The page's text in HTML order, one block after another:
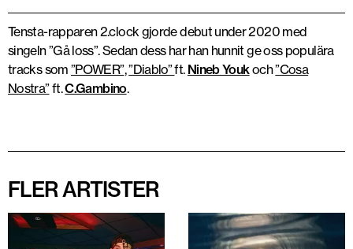
Tensta-rapparen 2.clock gjorde debut under 2020 med
singeln ”Gå loss”. Sedan dess har han hunnit ge oss populära
tracks som ”POWER”,”Diablo”ft. Nineb Youkoch”Cosa
Nostra”ft.C.Gambino.
FLER ARTISTER